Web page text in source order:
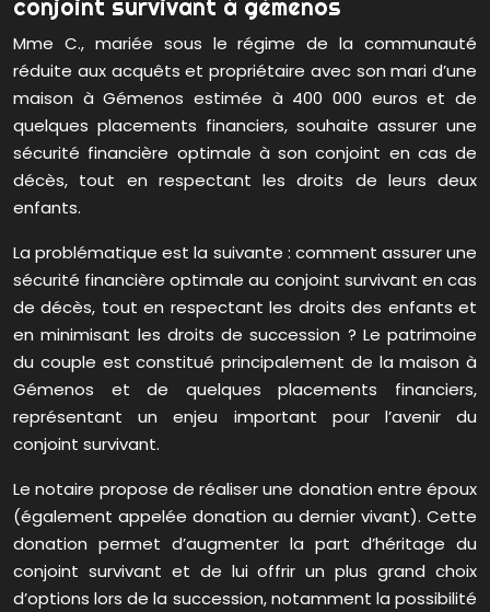
conjoint survivant à gémenos
Mme C., mariée sous le régime de la communauté
réduite aux acquêts et propriétaire avec son mari d’une
maison à Gémenos estimée à 400 000 euros et de
quelques placements financiers, souhaite assurer une
sécurité financière optimale à son conjoint en cas de
décès, tout en respectant les droits de leurs deux
enfants.
La problématique est la suivante : comment assurer une
sécurité financière optimale au conjoint survivant en cas
de décès, tout en respectant les droits des enfants et
en minimisant les droits de succession ? Le patrimoine
du couple est constitué principalement de la maison à
Gémenos et de quelques placements financiers,
représentant un enjeu important pour l’avenir du
conjoint survivant.
Le notaire propose de réaliser une donation entre époux
(également appelée donation au dernier vivant). Cette
donation permet d’augmenter la part d’héritage du
conjoint survivant et de lui offrir un plus grand choix
d’options lors de la succession, notamment la possibilité